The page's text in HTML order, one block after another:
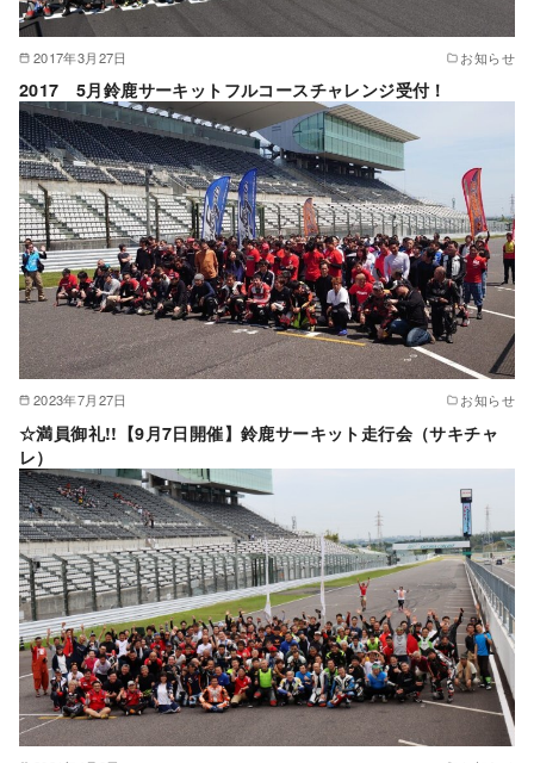
2017年3月27日 お知らせ
2017 5月鈴鹿サーキットフルコースチャレンジ受付！
2023年7月27日 お知らせ
☆満員御礼!!【9月7日開催】鈴鹿サーキット走行会（サキチャ
レ）